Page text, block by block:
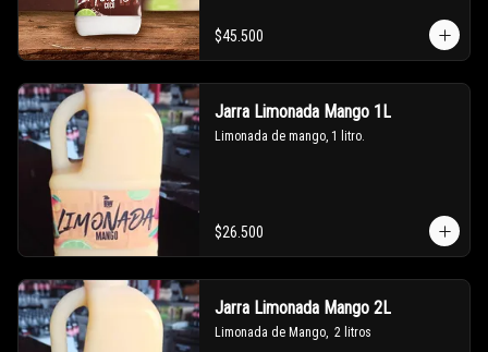
$45.500
Jarra Limonada Mango 1L
Limonada de mango, 1 litro.
$26.500
Jarra Limonada Mango 2L
Limonada de Mango,  2 litros